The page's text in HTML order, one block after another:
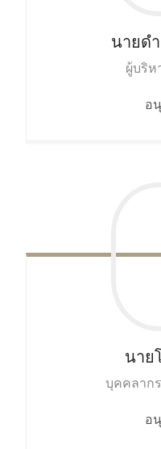
นายด
ผู้บริห
อ
นาย
บุคคลาก
อ